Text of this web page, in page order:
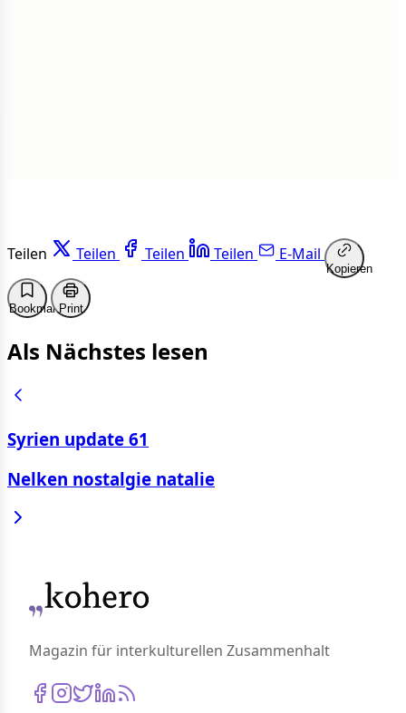
Teilen Teilen Teilen Teilen E-Mail
Kopieren
BookmarkPrint
Als Nächstes lesen
Syrien update 61
Nelken nostalgie natalie
Magazin für interkulturellen Zusammenhalt